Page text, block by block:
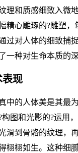
理和质感细致入微
精心雕琢的?雕塑，
过对人体的细致捕
一种对生命本质的深
表现
中的人体美是其最
图和光影的?运用
滑到骨骼的纹理，
栩栩如生。这种细